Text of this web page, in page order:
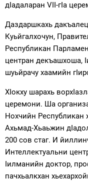
дIадаларан VII-гIа
Даздаршкахь
Куьйгалхочун,
Республикан
центран декъашхоша,
шуьйрачу хаамийн
ХIокху шарахь
церемони. Ша
Нохчийн Республикан
Ахьмад-Хьаьжин
200 сов стаг. И
Интеллектуальни
Iилманийн доктор,
пачхьалкхан